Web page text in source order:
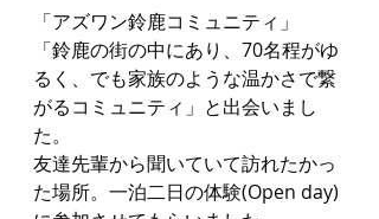
「アズワン鈴鹿コミュニティ」
「鈴鹿の街の中にあり、70名程がゆ
るく、でも家族のような温かさで繋
がるコミュニティ」と出会いまし
た。
友達先輩から聞いていて訪れたかっ
た場所。一泊二日の体験(Open day)